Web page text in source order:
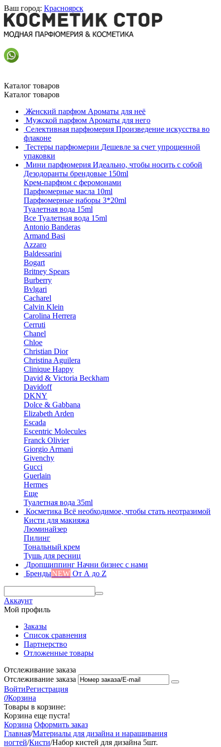
Ваш город: Красноярск
Каталог товаров
Каталог товаров
Женский парфюм Ароматы для неё
Мужской парфюм Ароматы для него
Селективная парфюмерия Произведение искусства во
флаконе
Тестеры парфюмерии Дешевле за счет упрощенной
упаковки
Мини парфюмерия Идеально, чтобы носить с собой
Дезодоранты брендовые 150ml
Крем-парфюм с феромонами
Парфюмерные масла 10ml
Парфюмерные наборы 3*20ml
Туалетная вода 15ml
Все Туалетная вода 15ml
Antonio Banderas
Armand Basi
Azzaro
Baldessarini
Bogart
Britney Spears
Burberry
Bvlgari
Cacharel
Calvin Klein
Carolina Herrera
Cerruti
Chanel
Chloe
Christian Dior
Christina Aguilera
Clinique Happy
David & Victoria Beckham
Davidoff
DKNY
Dolce & Gabbana
Elizabeth Arden
Escada
Escentric Molecules
Franck Olivier
Giorgio Armani
Givenchy
Gucci
Guerlain
Hermes
Еще
Туалетная вода 35ml
Косметика Всё необходимое, чтобы стать неотразимой
Кисти для макияжа
Люминайзер
Пилинг
Тональный крем
Тушь для ресниц
Дропшиппинг Начни бизнес с нами
БрендыNEW От А до Z
Аккаунт
Мой профиль
Заказы
Список сравнения
Партнерство
Отложенные товары
Отслеживание заказа
Отслеживание заказа
ВойтиРегистрация
0Корзина
Товары в корзине:
Корзина еще пуста!
Корзина Оформить заказ
Главная/Материалы для дизайна и наращивания
ногтей/Кисти/Набор кистей для дизайна 5шт.